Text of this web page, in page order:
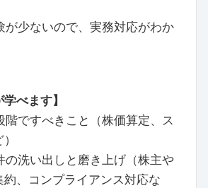
が少ないので、実務対応がわか
べます】
階ですべきこと（株価算定、ス
の洗い出しと磨き上げ（株主や
約、コンプライアンス対応な